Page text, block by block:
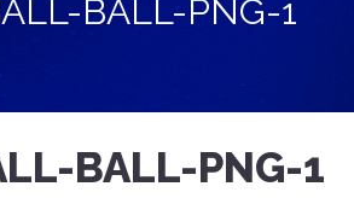
BALL-PNG-1
BALL-PNG-1